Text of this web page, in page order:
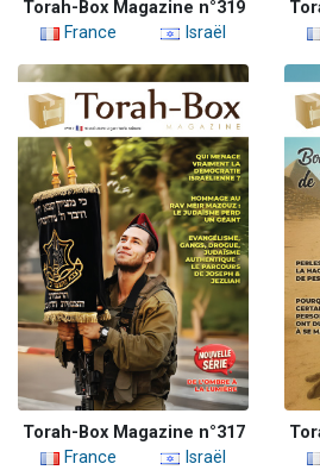
Torah-Box Magazine n°319
France
Israël
Torah-Box Magazine n°317
France
Israël